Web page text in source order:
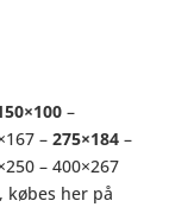
–
– 275×184–
– 400×267
købes her på